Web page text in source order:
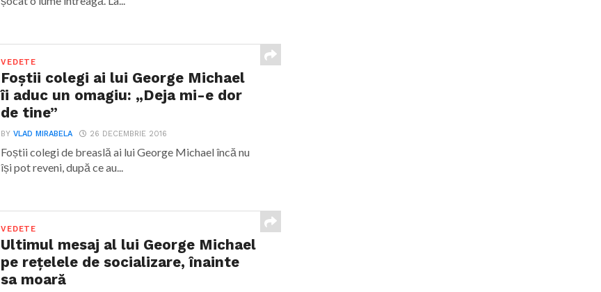
VEDETE
Foștii colegi ai lui George Michael
îi aduc un omagiu: „Deja mi-e dor
de tine”
BYVLAD MIRABELA 26 DECEMBRIE 2016
Foștii colegi de breaslă ai lui George Michael încă nu
își pot reveni, după ce au...
VEDETE
Ultimul mesaj al lui George Michael
pe rețelele de socializare, înainte
sa moară